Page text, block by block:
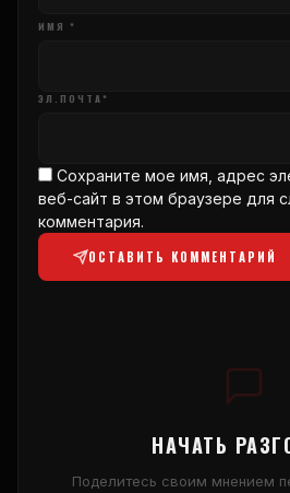
ИМЯ *
ЭЛ.ПОЧТА*
Сохраните мое имя, адрес
веб-сайт в этом браузере для
комментария.
ОСТАВИТЬ КОММЕНТАРИЙ
НАЧАТЬ
Поделитесь своим мнением